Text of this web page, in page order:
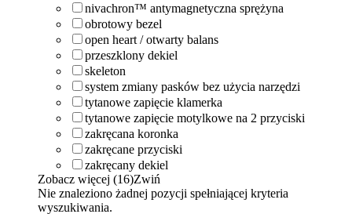
nivachron™ antymagnetyczna sprężyna
obrotowy bezel
open heart / otwarty balans
przeszklony dekiel
skeleton
system zmiany pasków bez użycia narzędzi
tytanowe zapięcie klamerka
tytanowe zapięcie motylkowe na 2 przyciski
zakręcana koronka
zakręcane przyciski
zakręcany dekiel
Zobacz więcej (16)Zwiń
Nie znaleziono żadnej pozycji spełniającej kryteria
wyszukiwania.